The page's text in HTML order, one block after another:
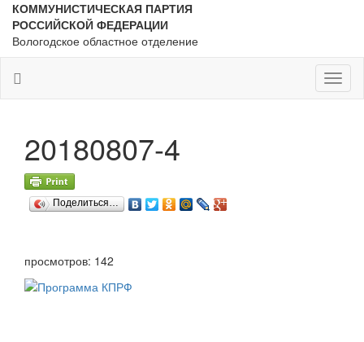
КОММУНИСТИЧЕСКАЯ ПАРТИЯ
РОССИЙСКОЙ ФЕДЕРАЦИИ
Вологодское областное отделение
20180807-4
Поделиться…
просмотров: 142